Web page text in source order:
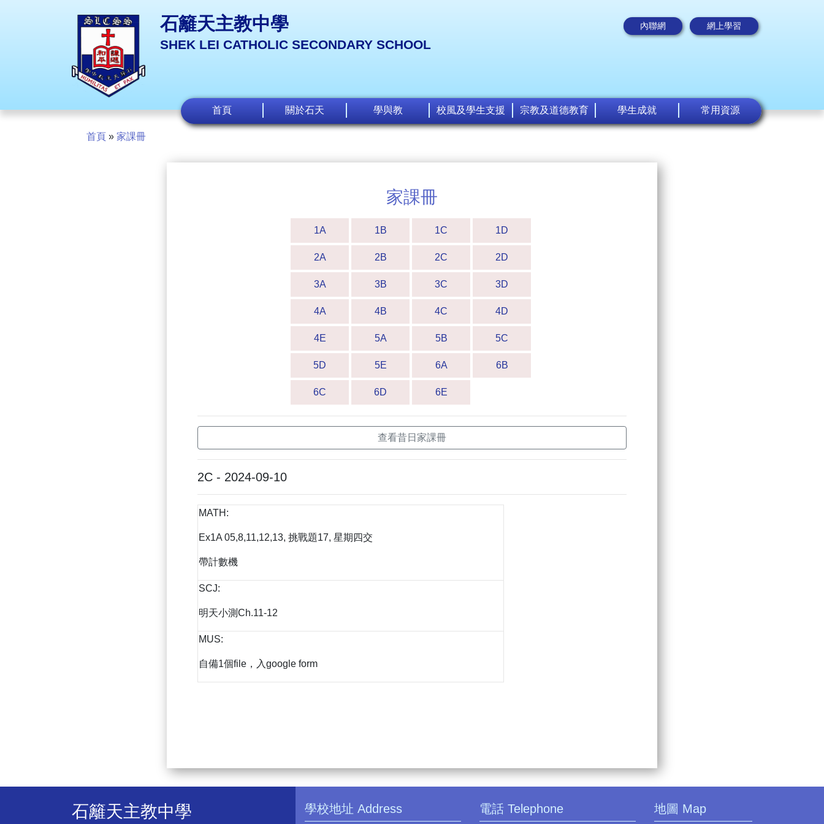
石籬天主教中學
SHEK LEI CATHOLIC SECONDARY SCHOOL
內聯網 網上學習
首頁 關於石天 學與教 校風及學生支援 宗教及道德教育 學生成就 常用資源
首頁 » 家課冊
家課冊
1A 1B 1C 1D
2A 2B 2C 2D
3A 3B 3C 3D
4A 4B 4C 4D
4E 5A 5B 5C
5D 5E 6A 6B
6C 6D 6E
查看昔日家課冊
2C - 2024-09-10
MATH:
Ex1A 05,8,11,12,13, 挑戰題17, 星期四交
帶計數機
SCJ:
明天小測Ch.11-12
MUS:
自備1個file，入google form
石籬天主教中學 學校地址 Address 電話 Telephone 地圖 Map